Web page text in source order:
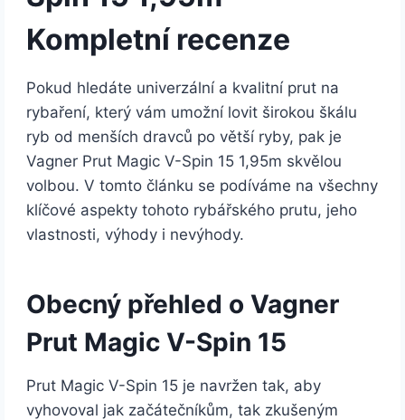
Kompletní recenze
Pokud hledáte univerzální a kvalitní prut na
rybaření, který vám umožní lovit širokou škálu
ryb od menších dravců po větší ryby, pak je
Vagner Prut Magic V-Spin 15 1,95m skvělou
volbou. V tomto článku se podíváme na všechny
klíčové aspekty tohoto rybářského prutu, jeho
vlastnosti, výhody i nevýhody.
Obecný přehled o Vagner
Prut Magic V-Spin 15
Prut Magic V-Spin 15 je navržen tak, aby
vyhovoval jak začátečníkům, tak zkušeným